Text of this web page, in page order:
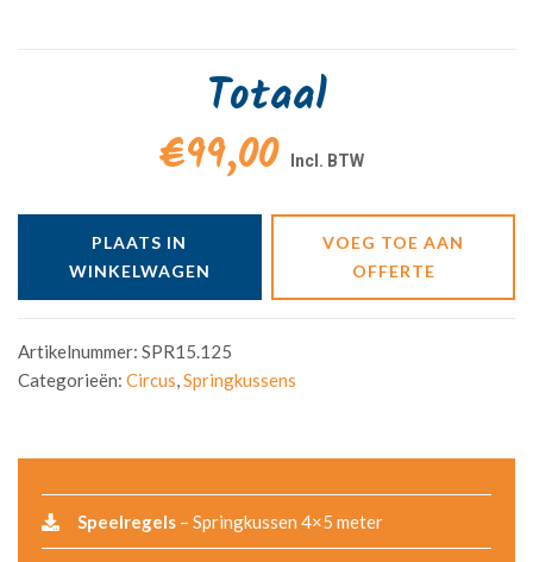
Totaal
€99,00
PLAATS IN
WINKELWAGEN
VOEG TOE AAN
OFFERTE
Artikelnummer: SPR15.125
Categorieën: Circus,Springkussens
Speelregels – Springkussen 4×5 meter